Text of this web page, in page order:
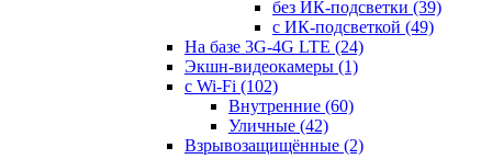
без ИК-подсветки (39)
с ИК-подсветкой (49)
На базе 3G-4G LTE (24)
Экшн-видеокамеры (1)
с Wi-Fi (102)
Внутренние (60)
Уличные (42)
Взрывозащищённые (2)